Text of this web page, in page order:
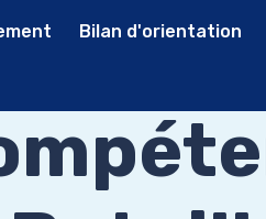
Bilan d'orientation